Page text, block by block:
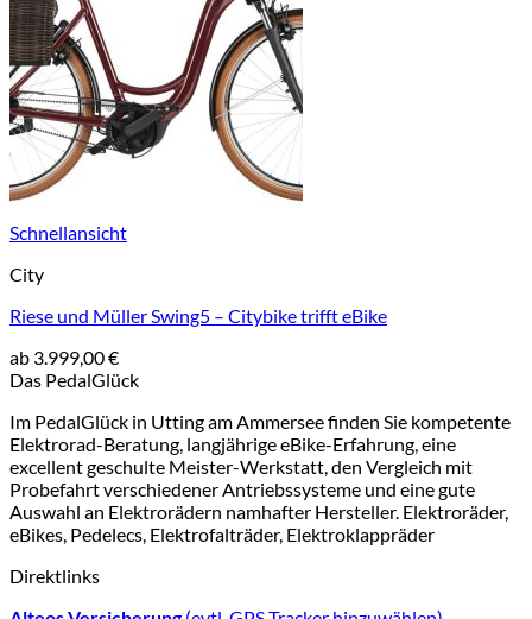
Schnellansicht
City
Riese und Müller Swing5 – Citybike trifft eBike
ab 3.999,00€
Das PedalGlück
Im PedalGlück in Utting am Ammersee finden Sie kompetente
Elektrorad-Beratung, langjährige eBike-Erfahrung, eine
excellent geschulte Meister-Werkstatt, den Vergleich mit
Probefahrt verschiedener Antriebssysteme und eine gute
Auswahl an Elektrorädern namhafter Hersteller. Elektroräder,
eBikes, Pedelecs, Elektrofalträder, Elektroklappräder
Direktlinks